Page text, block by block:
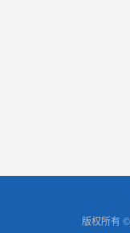
版权所有